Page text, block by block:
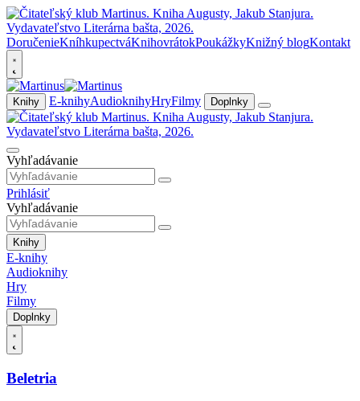
DoručenieKníhkupectváKnihovrátokPoukážkyKnižný blogKontakt
Knihy E-knihyAudioknihyHryFilmy Doplnky
Vyhľadávanie
Prihlásiť
Vyhľadávanie
Knihy
E-knihy
Audioknihy
Hry
Filmy
Doplnky
Beletria